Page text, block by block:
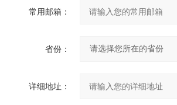
常用邮箱：
省份：
详细地址：